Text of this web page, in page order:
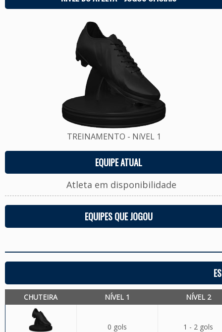
TREINAMENTO - NíVEL 1
EQUIPE ATUAL
Atleta em disponibilidade
EQUIPES QUE JOGOU
CHUTEIRA NÍVEL 1 NÍVEL 2
0 gols 1 - 2 gols